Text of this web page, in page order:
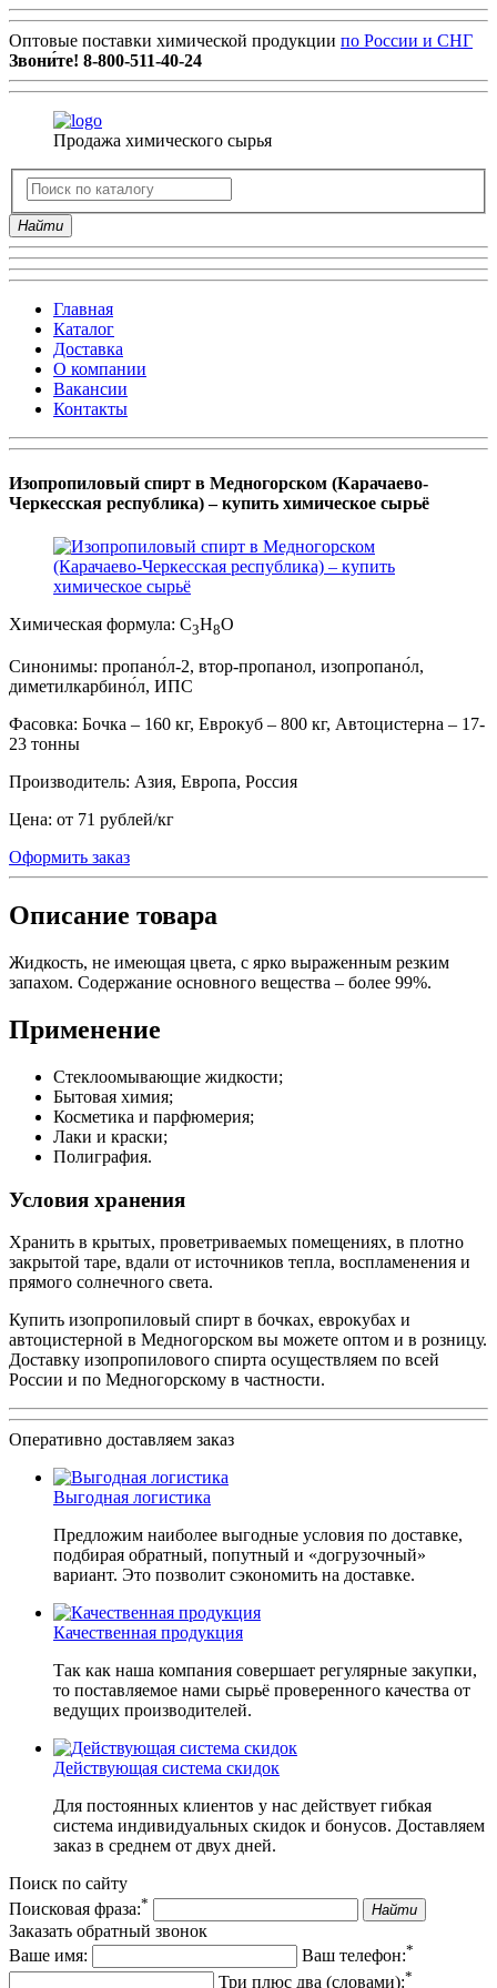
Оптовые поставки химической продукции по России и СНГ
Звони́те! 8-800-511-40-24
Продажа химического сырья
Найти
Главная
Каталог
Доставка
О компании
Вакансии
Контакты
Изопропиловый спирт в Медногорском (Карачаево-
Черкесская республика) – купить химическое сырьё
Химическая формула: C3H8O
Синонимы: пропано́л-2, втор-пропанол, изопропано́л,
диметилкарбино́л, ИПС
Фасовка: Бочка – 160 кг, Еврокуб – 800 кг, Автоцистерна – 17-
23 тонны
Производитель: Азия, Европа, Россия
Цена: от 71 рублей/кг
Оформить заказ
Описание товара
Жидкость, не имеющая цвета, с ярко выраженным резким
запахом. Содержание основного вещества – более 99%.
Применение
Стеклоомывающие жидкости;
Бытовая химия;
Косметика и парфюмерия;
Лаки и краски;
Полиграфия.
Условия хранения
Хранить в крытых, проветриваемых помещениях, в плотно
закрытой таре, вдали от источников тепла, воспламенения и
прямого солнечного света.
Купить изопропиловый спирт в бочках, еврокубах и
автоцистерной в Медногорском вы можете оптом и в розницу.
Доставку изопропилового спирта осуществляем по всей
России и по Медногорскому в частности.
Оперативно доставляем заказ
Выгодная логистика
Предложим наиболее выгодные условия по доставке,
подбирая обратный, попутный и «догрузочный»
вариант. Это позволит сэкономить на доставке.
Качественная продукция
Так как наша компания совершает регулярные закупки,
то поставляемое нами сырьё проверенного качества от
ведущих производителей.
Действующая система скидок
Для постоянных клиентов у нас действует гибкая
система индивидуальных скидок и бонусов. Доставляем
заказ в среднем от двух дней.
Поиск по сайту
Поисковая фраза:* Найти
Заказать обратный звонок
Ваше имя:
Ваш телефон:*
Три плюс два (словами):*